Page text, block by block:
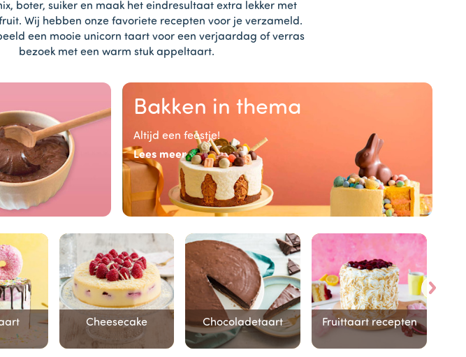
boter, suiker en maak het eindresultaat extra lekker met
Wij hebben onze favoriete recepten voor je verzameld.
een mooie unicorn taart voor een verjaardag of verras
bezoek met een warm stuk appeltaart.
Bakken in thema
Altijd een feestje!
Lees meer
Cheesecake Chocoladetaart Fruittaart recepten